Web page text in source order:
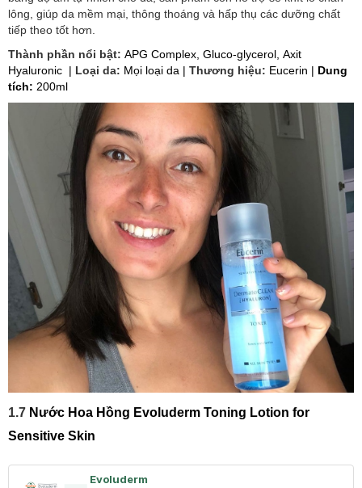
lông, giúp da mềm mại, thông thoáng và hấp thụ các dưỡng chất
tiếp theo tốt hơn.
Thành phần nổi bật: APG Complex, Gluco-glycerol, Axit
Hyaluronic | Loại da: Mọi loại da | Thương hiệu: Eucerin | Dung
tích: 200ml
1.7 Nước Hoa Hồng Evoluderm Toning Lotion for
Sensitive Skin
Evoluderm